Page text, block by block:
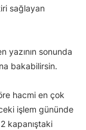
sağlayan
yazının sonunda
bakabilirsin.
hacmi en çok
işlem gününde
kapanıştaki